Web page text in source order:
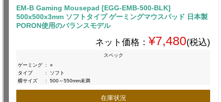
EM-B Gaming Mousepad [EGG-EMB-500-BLK]
500x500x3mm ソフトタイプ ゲーミングマウスパッド 日本製
PORON使用のバランスモデル
ネット価格： ¥7,480(税込)
スペック
ゲーミング :
○
タイプ
:
ソフト
横サイズ
: 500～550mm未満
在庫状況